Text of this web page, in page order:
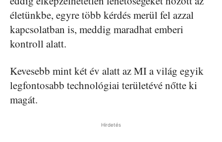
életünkbe, egyre több kérdés merül fel azzal
kapcsolatban is, meddig maradhat emberi
kontroll alatt.
Kevesebb mint két év alatt az MI a világ egyik
legfontosabb technológiai területévé nőtte ki
magát.
Hirdetés